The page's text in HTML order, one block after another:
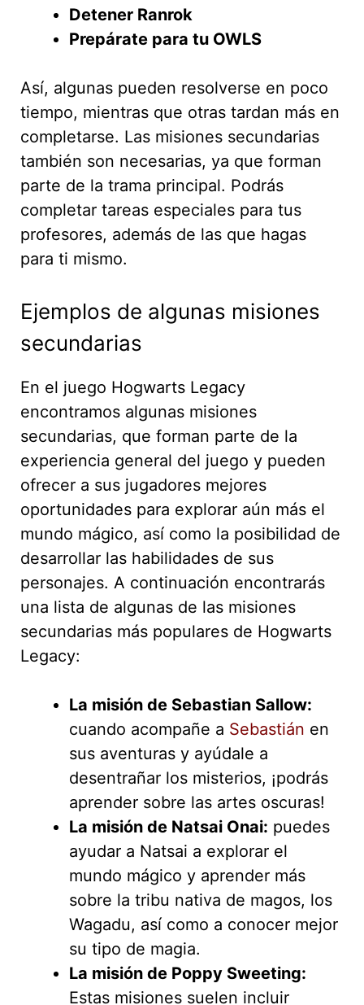
Detener Ranrok
Prepárate para tu OWLS
Así, algunas pueden resolverse en poco
tiempo, mientras que otras tardan más en
completarse. Las misiones secundarias
también son necesarias, ya que forman
parte de la trama principal. Podrás
completar tareas especiales para tus
profesores, además de las que hagas
para ti mismo.
Ejemplos de algunas misiones
secundarias
En el juego Hogwarts Legacy
encontramos algunas misiones
secundarias, que forman parte de la
experiencia general del juego y pueden
ofrecer a sus jugadores mejores
oportunidades para explorar aún más el
mundo mágico, así como la posibilidad de
desarrollar las habilidades de sus
personajes. A continuación encontrarás
una lista de algunas de las misiones
secundarias más populares de Hogwarts
Legacy:
La misión de Sebastian Sallow:
cuando acompañe a Sebastián en
sus aventuras y ayúdale a
desentrañar los misterios, ¡podrás
aprender sobre las artes oscuras!
La misión de Natsai Onai: puedes
ayudar a Natsai a explorar el
mundo mágico y aprender más
sobre la tribu nativa de magos, los
Wagadu, así como a conocer mejor
su tipo de magia.
La misión de Poppy Sweeting:
Estas misiones suelen incluir